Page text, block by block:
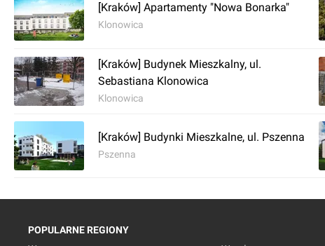
[Kraków] Apartamenty "Nowa Bonarka"
Klonowica
[Kraków] Budynek Mieszkalny, ul.
Sebastiana Klonowica
Klonowica
[Kraków] Budynki Mieszkalne, ul. Pszenna
Pszenna
POPULARNE REGIONY